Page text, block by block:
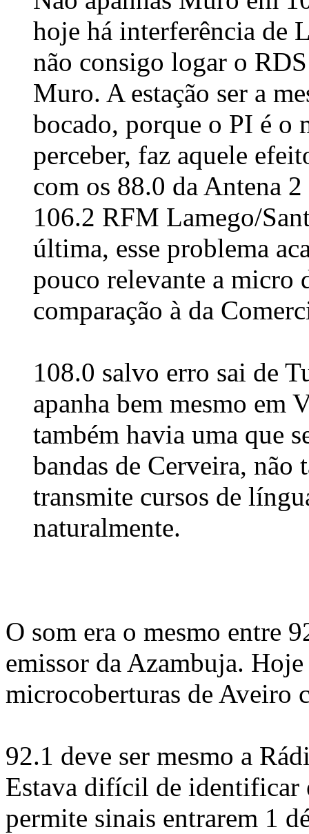
hoje há interferência de
não consigo logar o
Muro. A estação ser a
bocado, porque o PI é o
perceber, faz aquele
com os 88.0 da Antena
106.2 RFM Lamego/
última, esse problema
pouco relevante a micro
comparação à da
108.0 salvo erro sai de
apanha bem mesmo em
também havia uma que
bandas de Cerveira, não
transmite cursos de
naturalmente.
O som era o mesmo entre
emissor da Azambuja.
microcoberturas de Aveiro
92.1 deve ser mesmo a
Estava difícil de identificar
permite sinais entrarem 1